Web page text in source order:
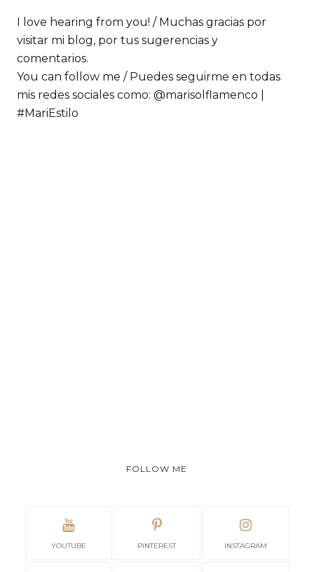
I love hearing from you! / Muchas gracias por
visitar mi blog, por tus sugerencias y
comentarios.
You can follow me / Puedes seguirme en todas
mis redes sociales como: @marisolflamenco |
#MariEstilo
FOLLOW ME
YOUTUBE PINTEREST INSTAGRAM